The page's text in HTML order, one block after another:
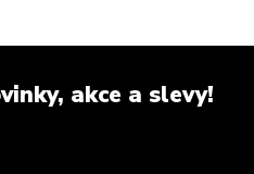
akce a slevy!